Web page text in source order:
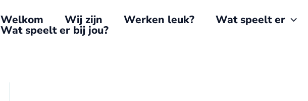
Welkom Wij zijn Werken leuk? Wat speelt er
Wat speelt er bij jou?